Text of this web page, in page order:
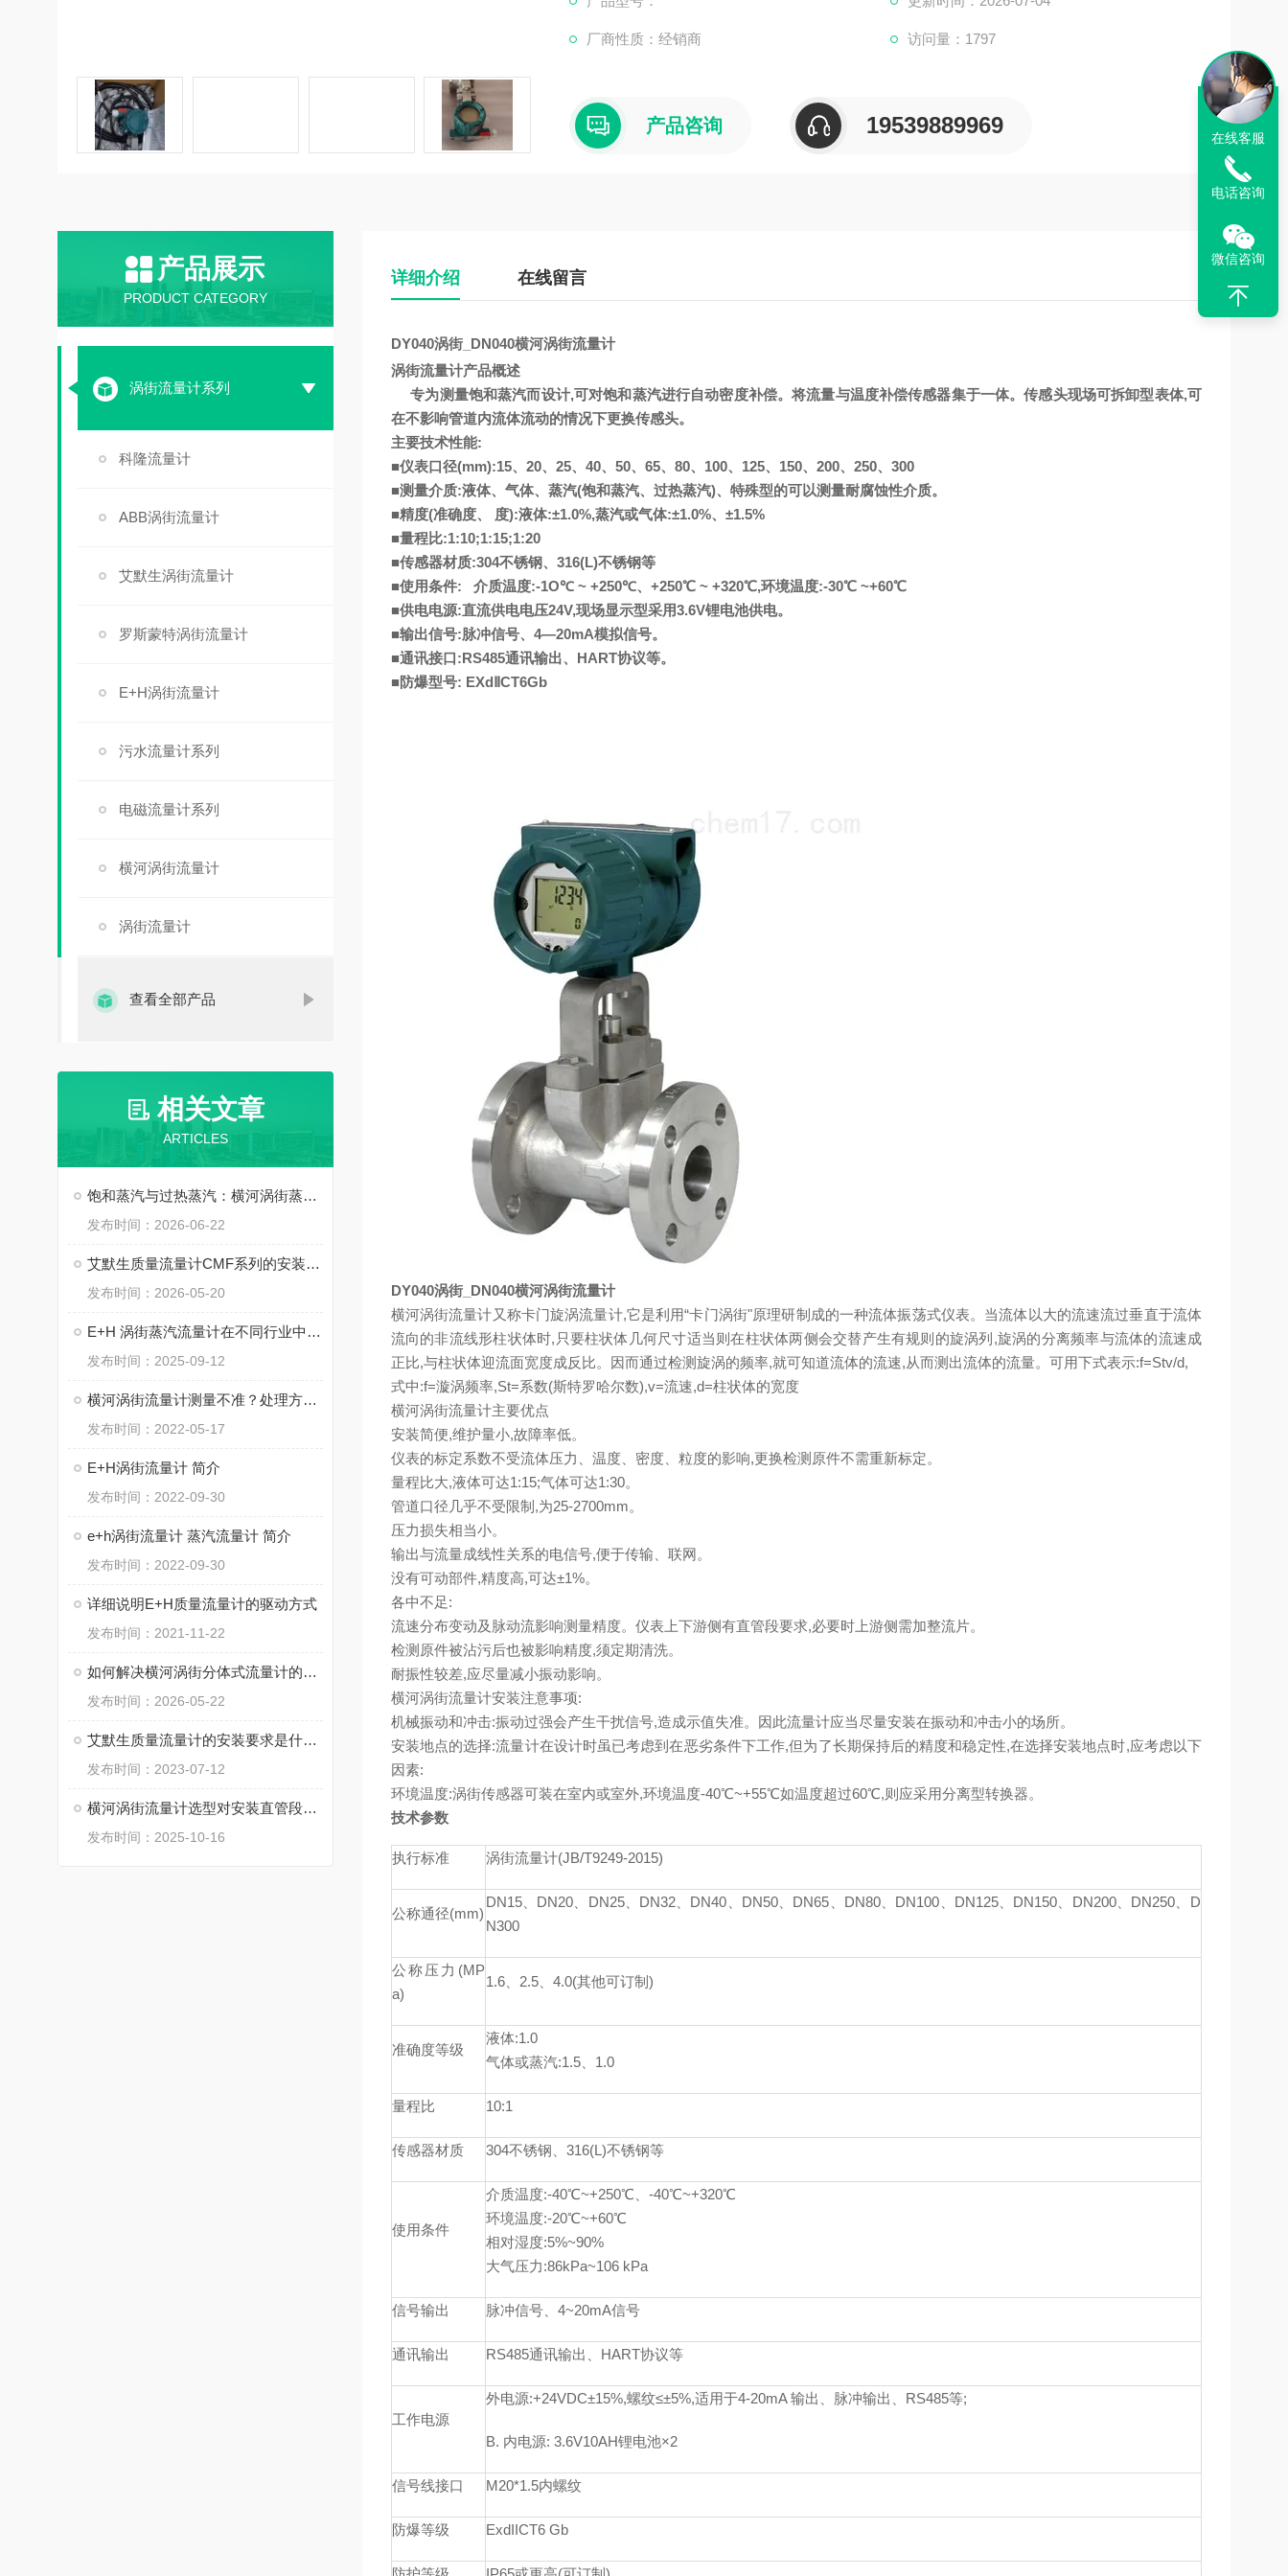
厂商性质：经销商 访问量：1797
产品咨询 19539889969
产品展示
PRODUCT CATEGORY
涡街流量计系列
科隆流量计
ABB涡街流量计
艾默生涡街流量计
罗斯蒙特涡街流量计
E+H涡街流量计
污水流量计系列
电磁流量计系列
横河涡街流量计
涡街流量计
查看全部产品
相关文章
ARTICLES
饱和蒸汽与过热蒸汽：横河涡街蒸汽流量计的补偿方式
发布时间：2026-06-22
艾默生质量流量计CMF系列的安装要点：避免振动、应力与两相流干扰
发布时间：2026-05-20
E+H 涡街蒸汽流量计在不同行业中的广泛应用
发布时间：2025-09-12
横河涡街流量计测量不准？处理方法有技巧！
发布时间：2022-05-17
E+H涡街流量计 简介
发布时间：2022-09-30
e+h涡街流量计 蒸汽流量计 简介
发布时间：2022-09-30
详细说明E+H质量流量计的驱动方式
发布时间：2021-11-22
如何解决横河涡街分体式流量计的低流量截止问题？
发布时间：2026-05-22
艾默生质量流量计的安装要求是什么？
发布时间：2023-07-12
横河涡街流量计选型对安装直管段的要求
发布时间：2025-10-16
详细介绍 在线留言
DY040涡街_DN040横河涡街流量计
涡街流量计产品概述
专为测量饱和蒸汽而设计,可对饱和蒸汽进行自动密度补偿。将流量与温度补偿传感器集于一体。传感头现场可拆卸型表体,可
在不影响管道内流体流动的情况下更换传感头。
主要技术性能:
■仪表口径(mm):15、20、25、40、50、65、80、100、125、150、200、250、300
■测量介质:液体、气体、蒸汽(饱和蒸汽、过热蒸汽)、特殊型的可以测量耐腐蚀性介质。
■精度(准确度、 度):液体:±1.0%,蒸汽或气体:±1.0%、±1.5%
■量程比:1:10;1:15;1:20
■传感器材质:304不锈钢、316(L)不锈钢等
■使用条件: 介质温度:-1O℃ ~ +250℃、+250℃ ~ +320℃,环境温度:-30℃ ~+60℃
■供电电源:直流供电电压24V,现场显示型采用3.6V锂电池供电。
■输出信号:脉冲信号、4—20mA模拟信号。
■通讯接口:RS485通讯输出、HART协议等。
■防爆型号: EXdⅡCT6Gb
DY040涡街_DN040横河涡街流量计
横河涡街流量计又称卡门旋涡流量计,它是利用“卡门涡街"原理研制成的一种流体振荡式仪表。当流体以大的流速流过垂直于流体
流向的非流线形柱状体时,只要柱状体几何尺寸适当则在柱状体两侧会交替产生有规则的旋涡列,旋涡的分离频率与流体的流速成
正比,与柱状体迎流面宽度成反比。因而通过检测旋涡的频率,就可知道流体的流速,从而测出流体的流量。可用下式表示:f=Stv/d,
式中:f=漩涡频率,St=系数(斯特罗哈尔数),v=流速,d=柱状体的宽度
横河涡街流量计主要优点
安装简便,维护量小,故障率低。
仪表的标定系数不受流体压力、温度、密度、粒度的影响,更换检测原件不需重新标定。
量程比大,液体可达1:15;气体可达1:30。
管道口径几乎不受限制,为25-2700mm。
压力损失相当小。
输出与流量成线性关系的电信号,便于传输、联网。
没有可动部件,精度高,可达±1%。
各中不足:
流速分布变动及脉动流影响测量精度。仪表上下游侧有直管段要求,必要时上游侧需加整流片。
检测原件被沾污后也被影响精度,须定期清洗。
耐振性较差,应尽量减小振动影响。
横河涡街流量计安装注意事项:
机械振动和冲击:振动过强会产生干扰信号,造成示值失准。因此流量计应当尽量安装在振动和冲击小的场所。
安装地点的选择:流量计在设计时虽已考虑到在恶劣条件下工作,但为了长期保持后的精度和稳定性,在选择安装地点时,应考虑以下
因素:
环境温度:涡街传感器可装在室内或室外,环境温度-40℃~+55℃如温度超过60℃,则应采用分离型转换器。
技术参数
执行标准 涡街流量计(JB/T9249-2015)
公称通径(mm)
DN15、DN20、DN25、DN32、DN40、DN50、DN65、DN80、DN100、DN125、DN150、DN200、DN250、D
N300
公称压力(MP
a)
1.6、2.5、4.0(其他可订制)
准确度等级
液体:1.0
气体或蒸汽:1.5、1.0
量程比 10:1
传感器材质 304不锈钢、316(L)不锈钢等
使用条件
介质温度:-40℃~+250℃、-40℃~+320℃
环境温度:-20℃~+60℃
相对湿度:5%~90%
大气压力:86kPa~106 kPa
信号输出 脉冲信号、4~20mA信号
通讯输出 RS485通讯输出、HART协议等
工作电源
外电源:+24VDC±15%,螺纹≤±5%,适用于4-20mA 输出、脉冲输出、RS485等;
B. 内电源: 3.6V10AH锂电池×2
信号线接口 M20*1.5内螺纹
防爆等级 ExdIICT6 Gb
在线客服
电话咨询
微信咨询